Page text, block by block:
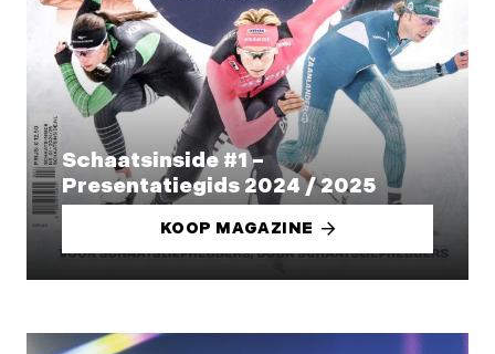
Schaatsinside #1 –
Presentatiegids 2024 / 2025
KOOP MAGAZINE